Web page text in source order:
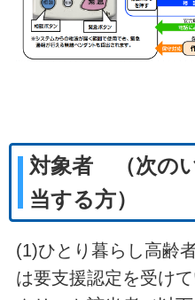
対象者 （次の
当する方）
(1)ひとり暮らし高齢
は要支援認定を受け